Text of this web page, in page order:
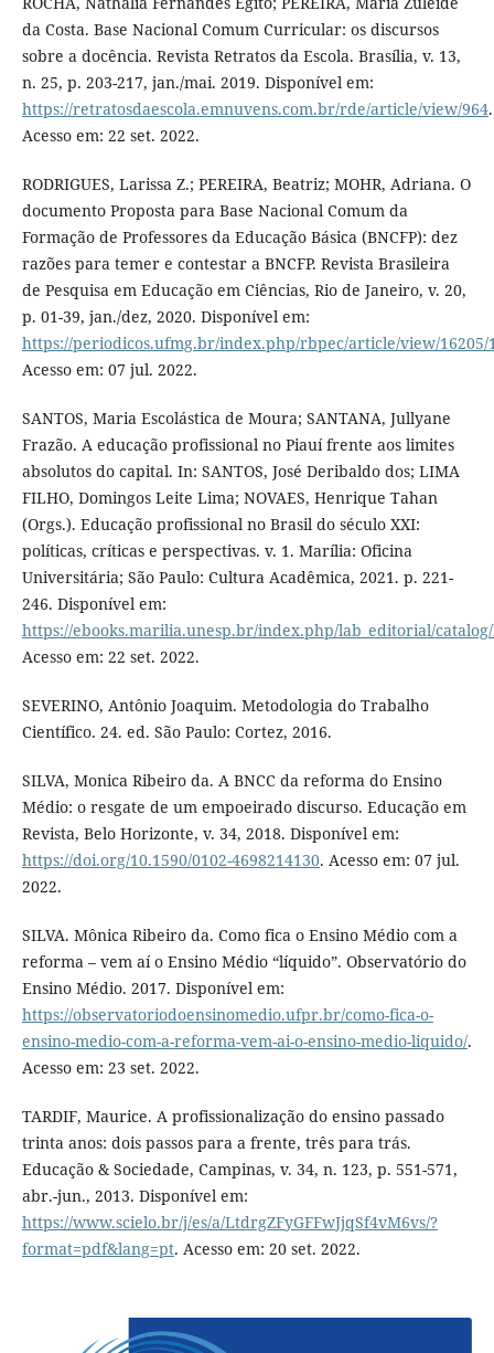
da Costa. Base Nacional Comum Curricular: os discursos
sobre a docência. Revista Retratos da Escola. Brasília, v. 13,
n. 25, p. 203-217, jan./mai. 2019. Disponível em:
https://retratosdaescola.emnuvens.com.br/rde/article/view/964.
Acesso em: 22 set. 2022.
RODRIGUES, Larissa Z.; PEREIRA, Beatriz; MOHR, Adriana. O
documento Proposta para Base Nacional Comum da
Formação de Professores da Educação Básica (BNCFP): dez
razões para temer e contestar a BNCFP. Revista Brasileira
de Pesquisa em Educação em Ciências, Rio de Janeiro, v. 20,
p. 01-39, jan./dez, 2020. Disponível em:
https://periodicos.ufmg.br/index.php/rbpec/article/view/16205/
Acesso em: 07 jul. 2022.
SANTOS, Maria Escolástica de Moura; SANTANA, Jullyane
Frazão. A educação profissional no Piauí frente aos limites
absolutos do capital. In: SANTOS, José Deribaldo dos; LIMA
FILHO, Domingos Leite Lima; NOVAES, Henrique Tahan
(Orgs.). Educação profissional no Brasil do século XXI:
políticas, críticas e perspectivas. v. 1. Marília: Oficina
Universitária; São Paulo: Cultura Acadêmica, 2021. p. 221-
246. Disponível em:
https://ebooks.marilia.unesp.br/index.php/lab_editorial/
Acesso em: 22 set. 2022.
SEVERINO, Antônio Joaquim. Metodologia do Trabalho
Científico. 24. ed. São Paulo: Cortez, 2016.
SILVA, Monica Ribeiro da. A BNCC da reforma do Ensino
Médio: o resgate de um empoeirado discurso. Educação em
Revista, Belo Horizonte, v. 34, 2018. Disponível em:
https://doi.org/10.1590/0102-4698214130. Acesso em: 07 jul.
2022.
SILVA. Mônica Ribeiro da. Como fica o Ensino Médio com a
reforma – vem aí o Ensino Médio “líquido”. Observatório do
Ensino Médio. 2017. Disponível em:
https://observatoriodoensinomedio.ufpr.br/como-fica-o-
ensino-medio-com-a-reforma-vem-ai-o-ensino-medio-liquido/.
Acesso em: 23 set. 2022.
TARDIF, Maurice. A profissionalização do ensino passado
trinta anos: dois passos para a frente, três para trás.
Educação & Sociedade, Campinas, v. 34, n. 123, p. 551-571,
abr.-jun., 2013. Disponível em:
https://www.scielo.br/j/es/a/LtdrgZFyGFFwJjqSf4vM6vs/?
format=pdf&lang=pt. Acesso em: 20 set. 2022.